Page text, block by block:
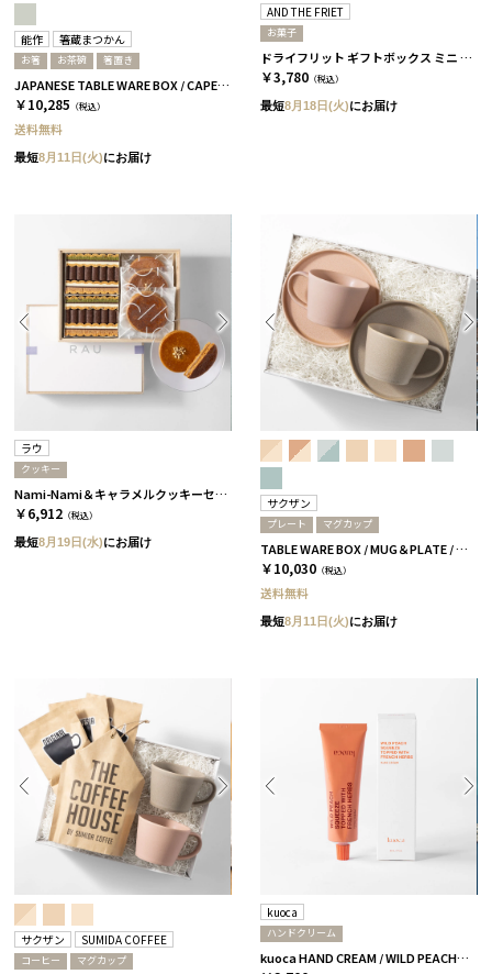
能作 箸蔵まつかん
お箸 お茶碗 箸置き
JAPANESE TABLE WARE BOX / CAPE / 茶碗+箸置き+箸 / 浅葱＆桜
￥10,285 （税込）
送料無料
最短8月11日(火)にお届け
AND THE FRIET
お菓子
ドライフリット ギフトボックス ミニ 12個［アンドザフリット］
￥3,780 （税込）
最短8月18日(火)にお届け
ラウ
クッキー
Nami-Nami＆キャラメルクッキーセット［ラウ］
￥6,912 （税込）
最短8月19日(水)にお届け
サクザン
プレート マグカップ
TABLE WARE BOX / MUG＆PLATE / グレージュ＆コーラルベージュ［サクザン×HYACCA］
￥10,030 （税込）
送料無料
最短8月11日(火)にお届け
サクザン SUMIDA COFFEE
コーヒー マグカップ
kuoca
ハンドクリーム
kuoca HAND CREAM / WILD PEACH［クオカ］